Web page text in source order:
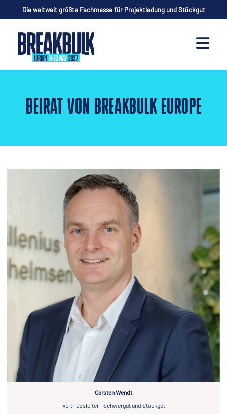
Die weltweit größte Fachmesse für Projektladung und Stückgut
BEIRAT VON BREAKBULK EUROPE
Carsten Wendt
Vertriebsleiter – Schwergut und Stückgut